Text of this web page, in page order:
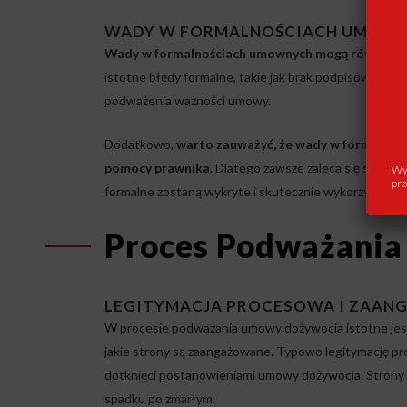
WADY W FORMALNOŚCIACH
Wady w formalnościach umownych mogą również
istotne błędy formalne, takie jak brak podpisów,
podważenia ważności umowy.
Dodatkowo, warto zauważyć, że wady w
pomocy prawnika.Dlatego zawsze zaleca się
formalne zostaną wykryte i skutecznie wykorzystane
Proces
LEGITYMACJA PROCESOWA I
W procesie podważania umowy dożywocia istotne
jakie strony są zaangażowane. Typowo legitymację
dotknięci postanowieniami umowy dożywocia.
spadku po zmarłym.